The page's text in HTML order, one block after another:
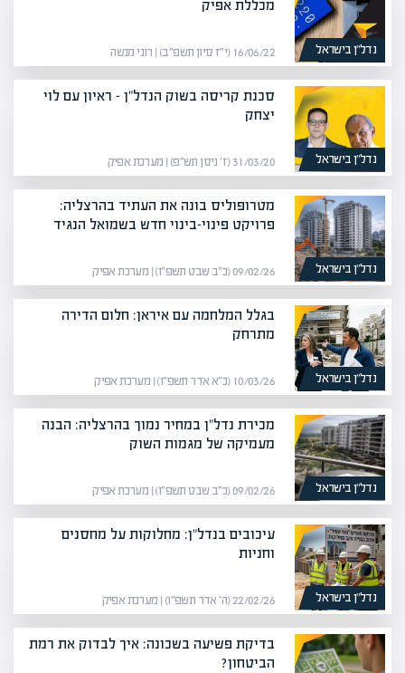
נדל”ן בישראל
מכללת אפיק
16/06/22 (י״ז סיון תשפ״ב) | רוני מנשה
נדל”ן בישראל
סכנת קריסה בשוק הנדל"ן – ראיון עם לוי
יצחק
31/03/20 (ז׳ ניסן תש״פ) | מערכת אפיק
נדל”ן בישראל
מטרופוליס בונה את העתיד בהרצליה:
פרויקט פינוי-בינוי חדש בשמואל הנגיד
09/02/26 (כ״ב שבט תשפ״ו) | מערכת אפיק
נדל”ן בישראל
בגלל המלחמה עם איראן: חלום הדירה
מתרחק
10/03/26 (כ״א אדר תשפ״ו) | מערכת אפיק
נדל”ן בישראל
מכירת נדל"ן במחיר נמוך בהרצליה: הבנה
מעמיקה של מגמות השוק
09/02/26 (כ״ב שבט תשפ״ו) | מערכת אפיק
נדל”ן בישראל
עיכובים בנדל"ן: מחלוקות על מחסנים
וחניות
22/02/26 (ה׳ אדר תשפ״ו) | מערכת אפיק
בדיקת פשיעה בשכונה: איך לבדוק את רמת
הביטחון?